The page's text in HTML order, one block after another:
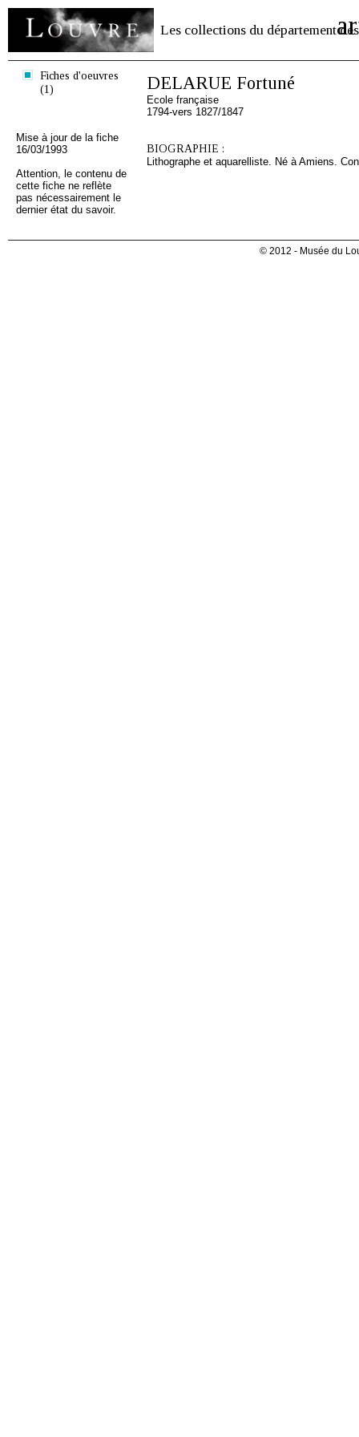
Les collections du département des
Fiches d'oeuvres
(1)
Mise à jour de la fiche
16/03/1993
Attention, le contenu de
cette fiche ne reflète
pas nécessairement le
dernier état du savoir.
DELARUE Fortuné
Ecole française
1794-vers 1827/1847
BIOGRAPHIE :
Lithographe et aquarelliste. Né à Amiens.
© 2012 - Musée du